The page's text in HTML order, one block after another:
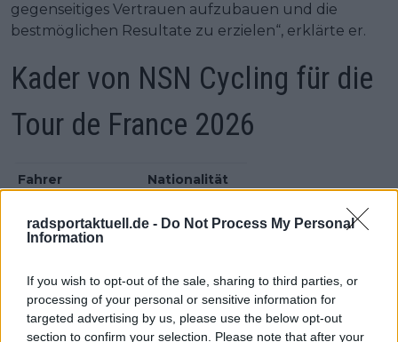
radsportaktuell.de - Do Not Process My Personal
Information
If you wish to opt-out of the sale, sharing to third parties, or
processing of your personal or sensitive information for
targeted advertising by us, please use the below opt-out
section to confirm your selection. Please note that after your
gegenseitiges Vertrauen aufzubauen und die
bestmöglichen Resultate zu erzielen“, erklärte er.
Kader von NSN Cycling für die
Tour de France 2026
Fahrer Nationalität
George Bennett
Marco Frigo Italien
Biniam Girmay Eritrea